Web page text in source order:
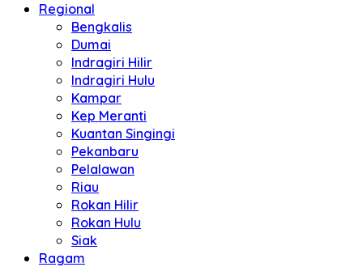
Regional
Bengkalis
Dumai
Indragiri Hilir
Indragiri Hulu
Kampar
Kep Meranti
Kuantan Singingi
Pekanbaru
Pelalawan
Riau
Rokan Hilir
Rokan Hulu
Siak
Ragam